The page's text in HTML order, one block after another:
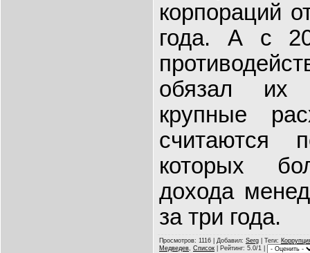
корпораций
года. А с
обязал их
крупные
считаются
которых
дохода
за три года.
Просмотров: 1116 | Добавил: Serg Теги:
Медведев, Cписок Рейтинг: 5.0/1 |